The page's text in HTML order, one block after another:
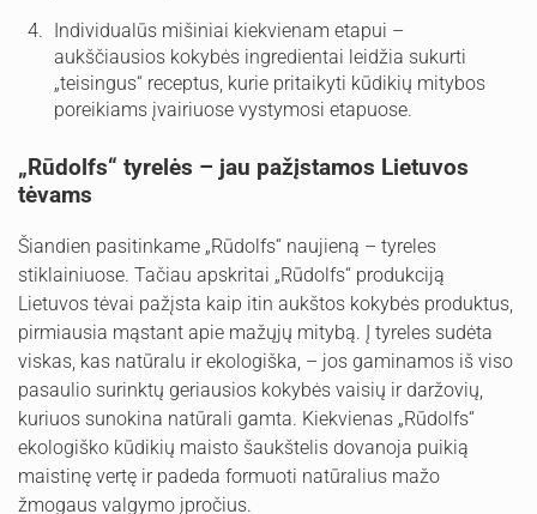
Individualūs mišiniai kiekvienam etapui –
aukščiausios kokybės ingredientai leidžia sukurti
„teisingus“ receptus, kurie pritaikyti kūdikių mitybos
poreikiams įvairiuose vystymosi etapuose.
„Rūdolfs“ tyrelės – jau pažįstamos Lietuvos
tėvams
Šiandien pasitinkame „Rūdolfs“ naujieną – tyreles
stiklainiuose. Tačiau apskritai „Rūdolfs“ produkciją
Lietuvos tėvai pažįsta kaip itin aukštos kokybės produktus,
pirmiausia mąstant apie mažųjų mitybą. Į tyreles sudėta
viskas, kas natūralu ir ekologiška, – jos gaminamos iš viso
pasaulio surinktų geriausios kokybės vaisių ir daržovių,
kuriuos sunokina natūrali gamta. Kiekvienas „Rūdolfs“
ekologiško kūdikių maisto šaukštelis dovanoja puikią
maistinę vertę ir padeda formuoti natūralius mažo
žmogaus valgymo įpročius.